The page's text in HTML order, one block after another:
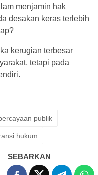
menjamin hak
desakan keras terlebih
kerugian terbesar
tetapi pada
publik
hukum
SEBARKAN